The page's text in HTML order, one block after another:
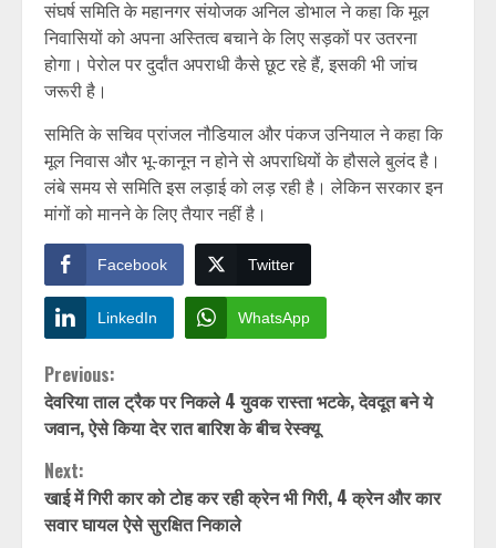
संघर्ष समिति के महानगर संयोजक अनिल डोभाल ने कहा कि मूल
निवासियों को अपना अस्तित्व बचाने के लिए सड़कों पर उतरना
होगा। पेरोल पर दुर्दांत अपराधी कैसे छूट रहे हैं, इसकी भी जांच
जरूरी है।
समिति के सचिव प्रांजल नौडियाल और पंकज उनियाल ने कहा कि
मूल निवास और भू-कानून न होने से अपराधियों के हौसले बुलंद है।
लंबे समय से समिति इस लड़ाई को लड़ रही है। लेकिन सरकार इन
मांगों को मानने के लिए तैयार नहीं है।
Facebook Twitter
LinkedIn WhatsApp
Continue
Reading
Previous:
देवरिया ताल ट्रैक पर निकले 4 युवक रास्ता भटके, देवदूत बने ये
जवान, ऐसे किया देर रात बारिश के बीच रेस्क्यू
Next:
खाई में गिरी कार को टोह कर रही क्रेन भी गिरी, 4 क्रेन और कार
सवार घायल ऐसे सुरक्षित निकाले